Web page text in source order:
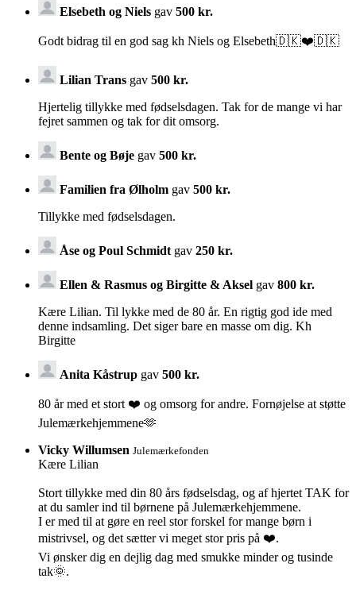
Elsebeth og Niels gav 500 kr.
Godt bidrag til en god sag kh Niels og Elsebeth🇩🇰❤️🇩🇰
Lilian Trans gav 500 kr.
Hjertelig tillykke med fødselsdagen. Tak for de mange vi har
fejret sammen og tak for dit omsorg.
Bente og Bøje gav 500 kr.
Familien fra Ølholm gav 500 kr.
Tillykke med fødselsdagen.
Åse og Poul Schmidt gav 250 kr.
Ellen & Rasmus og Birgitte & Aksel gav 800 kr.
Kære Lilian. Til lykke med de 80 år. En rigtig god ide med
denne indsamling. Det siger bare en masse om dig. Kh
Birgitte
Anita Kåstrup gav 500 kr.
80 år med et stort ❤️ og omsorg for andre. Fornøjelse at støtte
Julemærkehjemmene🫶
Vicky Willumsen Julemærkefonden
Kære Lilian
Stort tillykke med din 80 års fødselsdag, og af hjertet TAK for
at du samler ind til børnene på Julemærkehjemmene.
I er med til at gøre en reel stor forskel for mange børn i
mistrivsel, og det sætter vi meget stor pris på ❤️.
Vi ønsker dig en dejlig dag med smukke minder og tusinde
tak🌞.